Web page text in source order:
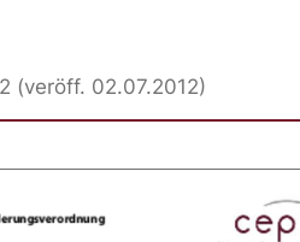
(veröff. 02.07.2012)